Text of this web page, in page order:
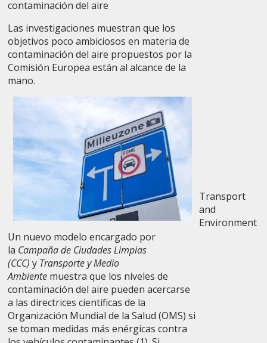
contaminación del aire
Las investigaciones muestran que los
objetivos poco ambiciosos en materia de
contaminación del aire propuestos por la
Comisión Europea están al alcance de la
mano.
Un nuevo modelo encargado por
la Campaña de Ciudades Limpias
(CCC) y Transporte y Medio
Ambiente muestra que los niveles de
contaminación del aire pueden acercarse
a las directrices científicas de la
Organización Mundial de la Salud (OMS) si
se toman medidas más enérgicas contra
Transport
and
Environment